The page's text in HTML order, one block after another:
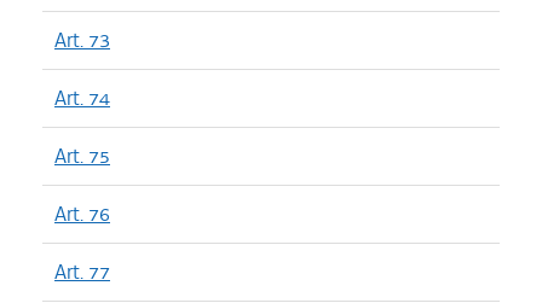
Art. 73
Art. 74
Art. 75
Art. 76
Art. 77